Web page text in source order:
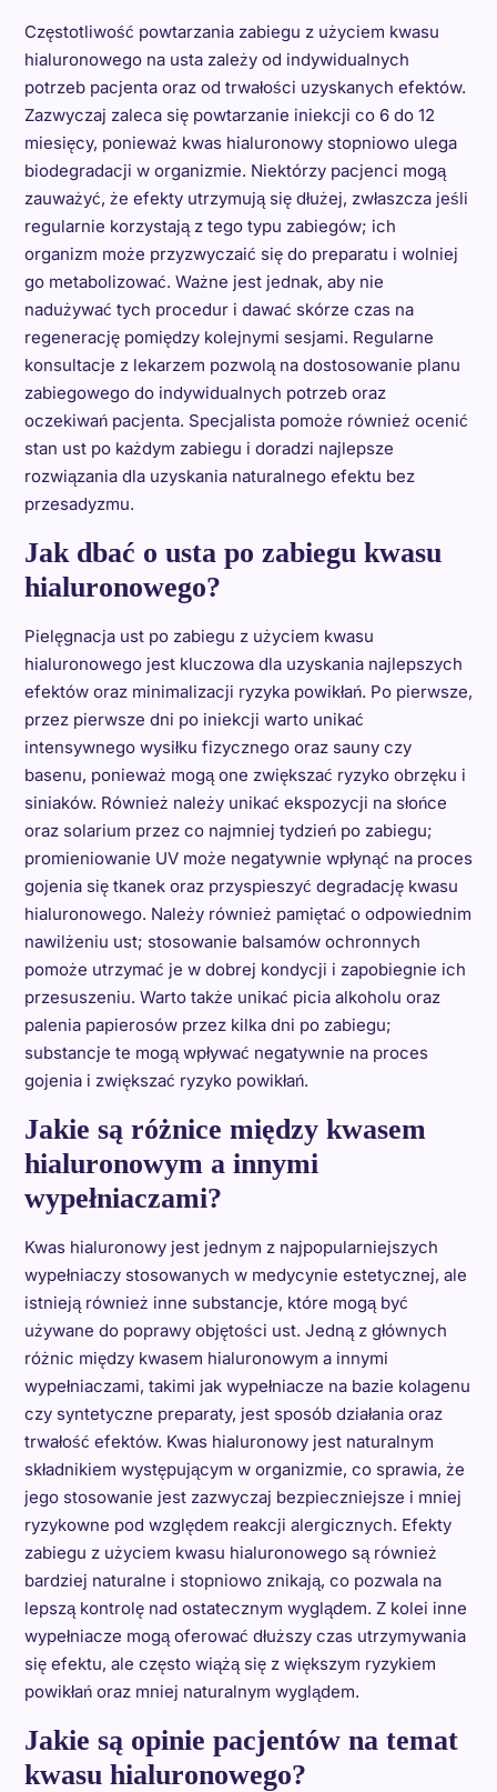
Częstotliwość powtarzania zabiegu z użyciem kwasu
hialuronowego na usta zależy od indywidualnych
potrzeb pacjenta oraz od trwałości uzyskanych efektów.
Zazwyczaj zaleca się powtarzanie iniekcji co 6 do 12
miesięcy, ponieważ kwas hialuronowy stopniowo ulega
biodegradacji w organizmie. Niektórzy pacjenci mogą
zauważyć, że efekty utrzymują się dłużej, zwłaszcza jeśli
regularnie korzystają z tego typu zabiegów; ich
organizm może przyzwyczaić się do preparatu i wolniej
go metabolizować. Ważne jest jednak, aby nie
nadużywać tych procedur i dawać skórze czas na
regenerację pomiędzy kolejnymi sesjami. Regularne
konsultacje z lekarzem pozwolą na dostosowanie planu
zabiegowego do indywidualnych potrzeb oraz
oczekiwań pacjenta. Specjalista pomoże również ocenić
stan ust po każdym zabiegu i doradzi najlepsze
rozwiązania dla uzyskania naturalnego efektu bez
przesadyzmu.
Jak dbać o usta po zabiegu kwasu
hialuronowego?
Pielęgnacja ust po zabiegu z użyciem kwasu
hialuronowego jest kluczowa dla uzyskania najlepszych
efektów oraz minimalizacji ryzyka powikłań. Po pierwsze,
przez pierwsze dni po iniekcji warto unikać
intensywnego wysiłku fizycznego oraz sauny czy
basenu, ponieważ mogą one zwiększać ryzyko obrzęku i
siniaków. Również należy unikać ekspozycji na słońce
oraz solarium przez co najmniej tydzień po zabiegu;
promieniowanie UV może negatywnie wpłynąć na proces
gojenia się tkanek oraz przyspieszyć degradację kwasu
hialuronowego. Należy również pamiętać o odpowiednim
nawilżeniu ust; stosowanie balsamów ochronnych
pomoże utrzymać je w dobrej kondycji i zapobiegnie ich
przesuszeniu. Warto także unikać picia alkoholu oraz
palenia papierosów przez kilka dni po zabiegu;
substancje te mogą wpływać negatywnie na proces
gojenia i zwiększać ryzyko powikłań.
Jakie są różnice między kwasem
hialuronowym a innymi
wypełniaczami?
Kwas hialuronowy jest jednym z najpopularniejszych
wypełniaczy stosowanych w medycynie estetycznej, ale
istnieją również inne substancje, które mogą być
używane do poprawy objętości ust. Jedną z głównych
różnic między kwasem hialuronowym a innymi
wypełniaczami, takimi jak wypełniacze na bazie kolagenu
czy syntetyczne preparaty, jest sposób działania oraz
trwałość efektów. Kwas hialuronowy jest naturalnym
składnikiem występującym w organizmie, co sprawia, że
jego stosowanie jest zazwyczaj bezpieczniejsze i mniej
ryzykowne pod względem reakcji alergicznych. Efekty
zabiegu z użyciem kwasu hialuronowego są również
bardziej naturalne i stopniowo znikają, co pozwala na
lepszą kontrolę nad ostatecznym wyglądem. Z kolei inne
wypełniacze mogą oferować dłuższy czas utrzymywania
się efektu, ale często wiążą się z większym ryzykiem
powikłań oraz mniej naturalnym wyglądem.
Jakie są opinie pacjentów na temat
kwasu hialuronowego?